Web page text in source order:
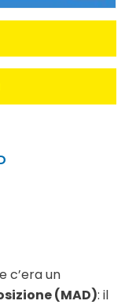
c’era un
(MAD): il